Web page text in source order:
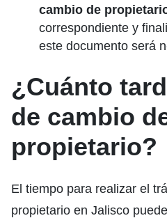
cambio de
correspondiente y
este documento será
¿Cuánto
de cambio
propietario?
El tiempo para realizar el
propietario en Jalisco